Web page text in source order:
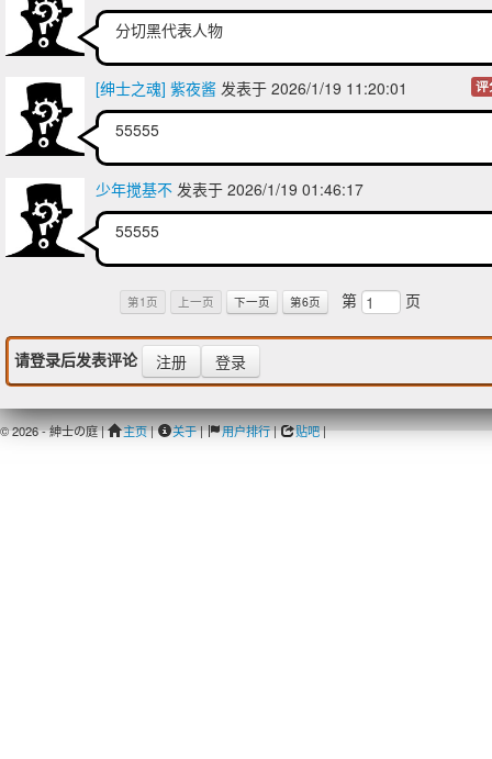
分切黑代表人物
[绅士之魂] 紫夜酱 发表于 2026/1/19 11:20:01 评
55555
少年搅基不 发表于 2026/1/19 01:46:17
55555
第1页 上一页 下一页 第6页 第 页
请登录后发表评论 注册 登录
© 2026 - 紳士の庭 | 主页| 关于| 用户排行| 贴吧|